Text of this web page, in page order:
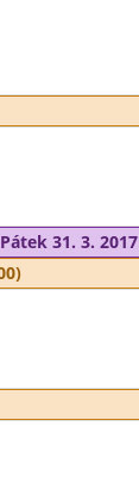
Pátek 31. 3. 2017